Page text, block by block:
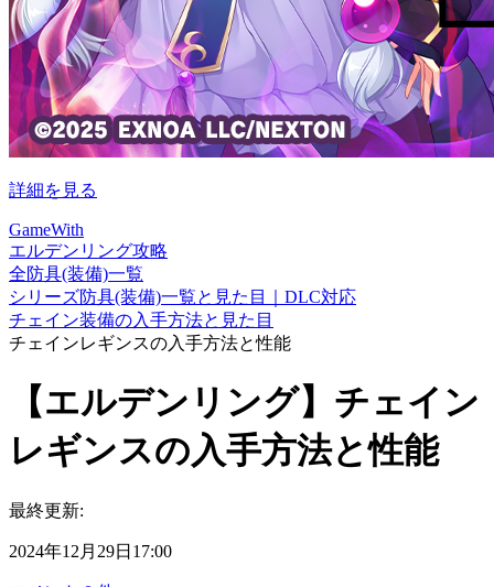
詳細を見る
GameWith
エルデンリング攻略
全防具(装備)一覧
シリーズ防具(装備)一覧と見た目｜DLC対応
チェイン装備の入手方法と見た目
チェインレギンスの入手方法と性能
【エルデンリング】チェイン
レギンスの入手方法と性能
最終更新:
2024年12月29日17:00